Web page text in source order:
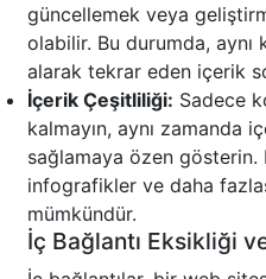
güncellemek veya
olabilir. Bu durumda, aynı
alarak tekrar eden içerik
İçerik Çeşitliliği: Sadece
kalmayın, aynı zamanda
sağlamaya özen gösterin.
infografikler ve daha
mümkündür.
İç Bağlantı Eksikliği